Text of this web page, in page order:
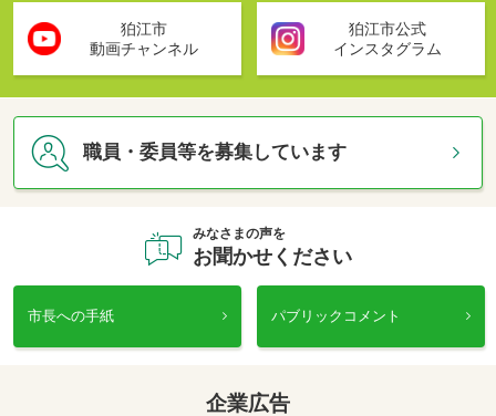
電子申請・調達 ぴったりサービス(電子申請)
地図情報サービス 情報公開の手続き
例規類集(条例・規則等)
狛江市
動画チャンネル
狛江市公式
インスタグラム
職員・委員等を募集しています
みなさまの声を
お聞かせください
市長への手紙 パブリックコメント
企業広告